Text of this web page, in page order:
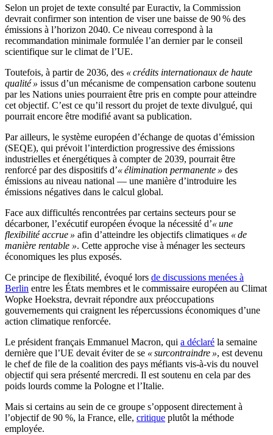
Selon un projet de texte consulté par Euractiv, la Commission
devrait confirmer son intention de viser une baisse de 90 % des
émissions à l’horizon 2040. Ce niveau correspond à la
recommandation minimale formulée l’an dernier par le conseil
scientifique sur le climat de l’UE.
Toutefois, à partir de 2036, des « crédits internationaux de haute
qualité » issus d’un mécanisme de compensation carbone soutenu
par les Nations unies pourraient être pris en compte pour atteindre
cet objectif. C’est ce qu’il ressort du projet de texte divulgué, qui
pourrait encore être modifié avant sa publication.
Par ailleurs, le système européen d’échange de quotas d’émission
(SEQE), qui prévoit l’interdiction progressive des émissions
industrielles et énergétiques à compter de 2039, pourrait être
renforcé par des dispositifs d’« élimination permanente » des
émissions au niveau national — une manière d’introduire les
émissions négatives dans le calcul global.
Face aux difficultés rencontrées par certains secteurs pour se
décarboner, l’exécutif européen évoque la nécessité d’« une
flexibilité accrue » afin d’atteindre les objectifs climatiques « de
manière rentable ». Cette approche vise à ménager les secteurs
économiques les plus exposés.
Ce principe de flexibilité, évoqué lors de discussions menées à
Berlin entre les États membres et le commissaire européen au Climat
Wopke Hoekstra, devrait répondre aux préoccupations
gouvernements qui craignent les répercussions économiques d’une
action climatique renforcée.
Le président français Emmanuel Macron, qui a déclaré la semaine
dernière que l’UE devait éviter de se « surcontraindre », est devenu
le chef de file de la coalition des pays méfiants vis-à-vis du nouvel
objectif qui sera présenté mercredi. Il est soutenu en cela par des
poids lourds comme la Pologne et l’Italie.
Mais si certains au sein de ce groupe s’opposent directement à
l’objectif de 90 %, la France, elle, critique plutôt la méthode
employée.